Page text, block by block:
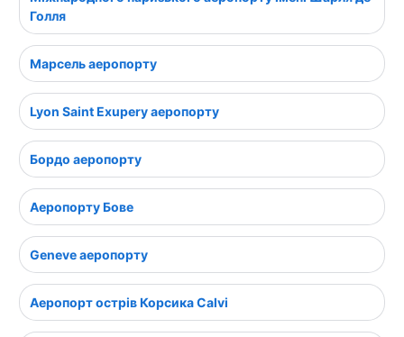
Голля
Марсель аеропорту
Lyon Saint Exupery аеропорту
Бордо аеропорту
Аеропорту Бове
Geneve аеропорту
Аеропорт острів Корсика Calvi